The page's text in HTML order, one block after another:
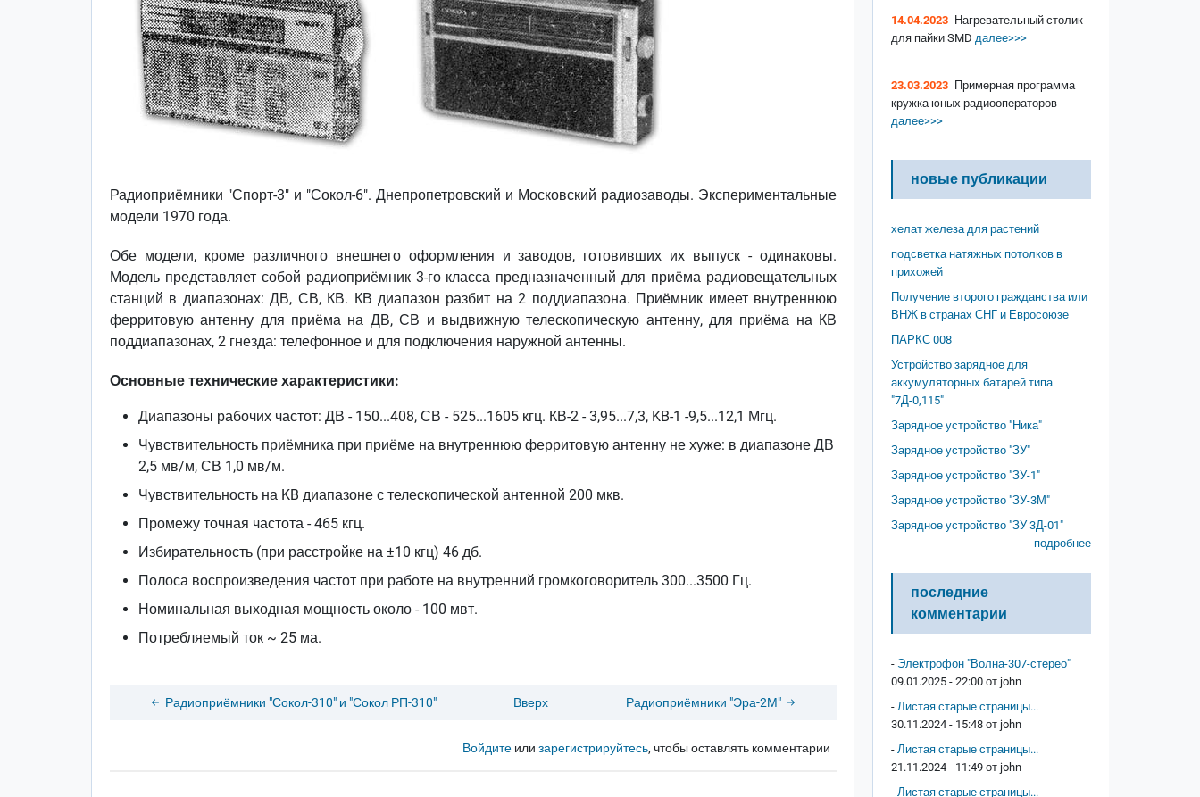
Радиоприёмники "Спорт-3" и "Сокол-6". Днепропетровский и Московский радиозаводы. Экспериментальные
модели 1970 года.
Обе модели, кроме различного внешнего оформления и заводов, готовивших их выпуск - одинаковы.
Модель представляет собой радиоприёмник 3-го класса предназначенный для приёма радиовещательных
станций в диапазонах: ДВ, СВ, КВ. КВ диапазон разбит на 2 поддиапазона. Приёмник имеет внутреннюю
ферритовую антенну для приёма на ДВ, СВ и выдвижную телескопическую антенну, для приёма на КВ
поддиапазонах, 2 гнезда: телефонное и для подключения наружной антенны.
Основные технические характеристики:
Диапазоны рабочих частот: ДВ - 150...408, СВ - 525...1605 кгц. КВ-2 - 3,95...7,3, KB-1 -9,5...12,1 Мгц.
Чувствительность приёмника при приёме на внутреннюю ферритовую антенну не хуже: в диапазоне ДВ
2,5 мв/м, СВ 1,0 мв/м.
Чувствительность на KB диапазоне с телескопической антенной 200 мкв.
Промежу точная частота - 465 кгц.
Избирательность (при расстройке на ±10 кгц) 46 дб.
Полоса воспроизведения частот при работе на внутренний громкоговоритель 300...3500 Гц.
Номинальная выходная мощность около - 100 мвт.
Потребляемый ток ~ 25 ма.
Радиоприёмники "Сокол-310" и "Сокол РП-310" Вверх Радиоприёмники "Эра-2М"
Войдитеили зарегистрируйтесь, чтобы оставлять комментарии
14.04.2023 Нагревательный столик
для пайки SMD далее>>>
23.03.2023 Примерная программа
кружка юных радиооператоров
далее>>>
новые публикации
хелат железа для растений
подсветка натяжных потолков в
прихожей
Получение второго гражданства или
ВНЖ в странах СНГ и Евросоюзе
ПАРКС 008
Устройство зарядное для
аккумуляторных батарей типа
"7Д-0,115"
Зарядное устройство "Ника"
Зарядное устройство "ЗУ"
Зарядное устройство "ЗУ-1"
Зарядное устройство "ЗУ-3М"
Зарядное устройство "ЗУ 3Д-01"
подробнее
последние
комментарии
- Электрофон "Волна-307-стерео"
09.01.2025 - 22:00 от john
- Листая старые страницы...
30.11.2024 - 15:48 от john
- Листая старые страницы...
21.11.2024 - 11:49 от john
- Листая старые страницы...